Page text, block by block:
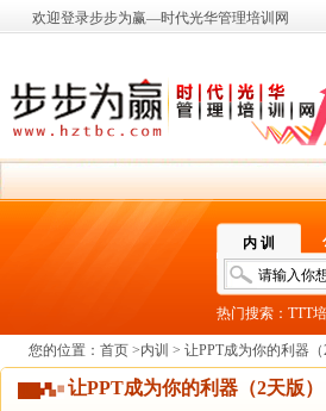
欢迎登录步步为赢—时代光华管理培训网
内 训
热门搜索： TTT
您的位置： 首页 >内训 > 让PPT成为你的利器（
让PPT成为你的利器（2天版）